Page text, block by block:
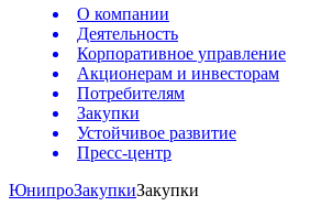
О компании
Деятельность
Корпоративное управление
Акционерам и инвесторам
Потребителям
Закупки
Устойчивое развитие
Пресс-центр
ЮнипроЗакупкиЗакупки